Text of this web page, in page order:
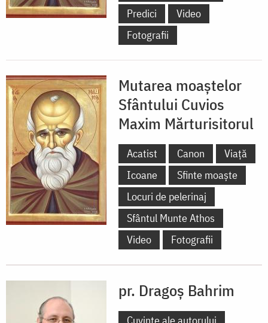
Predici
Video
Fotografii
Mutarea moaștelor
Sfântului Cuvios
Maxim Mărturisitorul
Acatist Canon
Viață
Icoane
Sfinte moaște
Locuri de pelerinaj
Sfântul Munte Athos
Video
Fotografii
pr. Dragoș Bahrim
Cuvinte ale autorului